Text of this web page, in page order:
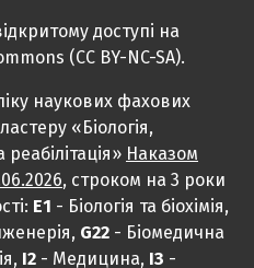
доступі на
(CC BY-NC-SA).
наукових фахових
«Біологія,
Наказом
, строком на 3 роки
Е1 - Біологія та біохімія,
G22 - Біомедична
I2 - Медицина, IЗ -